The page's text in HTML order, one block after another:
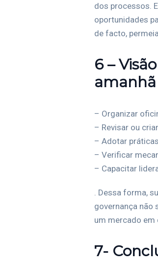
dos processos.
oportunidades
de facto,
6 –
amanhã
– Organizar
– Revisar ou
– Adotar
– Verificar
– Capacitar
. Dessa forma,
governança não
um mercado em
7-